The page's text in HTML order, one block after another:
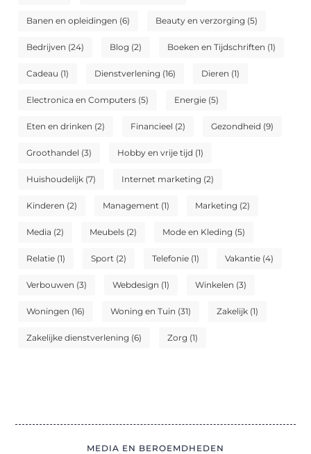
Banen en opleidingen (6) Beauty en verzorging (5)
Bedrijven (24) Blog (2) Boeken en Tijdschriften (1)
Cadeau (1) Dienstverlening (16) Dieren (1)
Electronica en Computers (5) Energie (5)
Eten en drinken (2) Financieel (2) Gezondheid (9)
Groothandel (3) Hobby en vrije tijd (1)
Huishoudelijk (7) Internet marketing (2)
Kinderen (2) Management (1) Marketing (2)
Media (2) Meubels (2) Mode en Kleding (5)
Relatie (1) Sport (2) Telefonie (1) Vakantie (4)
Verbouwen (3) Webdesign (1) Winkelen (3)
Woningen (16) Woning en Tuin (31) Zakelijk (1)
Zakelijke dienstverlening (6) Zorg (1)
MEDIA EN BEROEMDHEDEN